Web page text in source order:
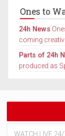
Ones to
24h News
coming
Parts of 24h
produced as
WATCH LIVE